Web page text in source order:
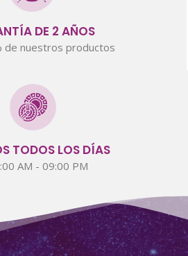
DE 2 AÑOS
de nuestros productos
TODOS LOS DÍAS
AM - 09:00 PM